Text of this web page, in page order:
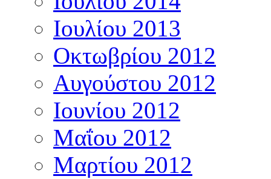
Ιουλίου 2013
Οκτωβρίου 2012
Αυγούστου 2012
Ιουνίου 2012
Μαΐου 2012
Μαρτίου 2012